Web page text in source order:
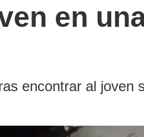
en
encontrar al joven